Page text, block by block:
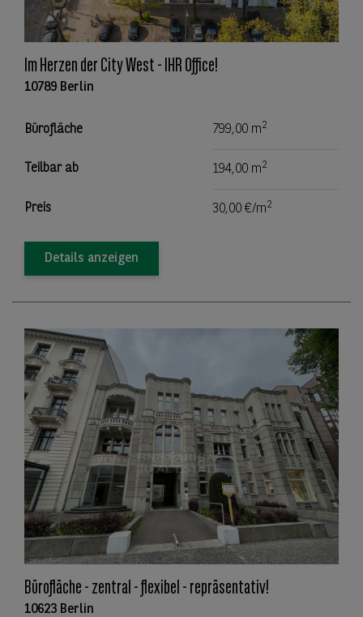
Im Herzen der City West - IHR Office!
10789 Berlin
Bürofläche 799,00 m2
Teilbar ab 194,00 m2
Preis 30,00 €/m2
Details anzeigen
Bürofläche - zentral - flexibel - repräsentativ!
10623 Berlin